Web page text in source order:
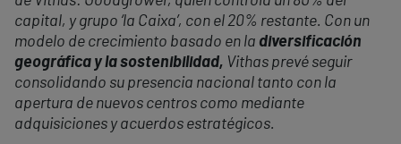
capital, y grupo ‘la Caixa’, con el 20% restante. Con un
modelo de crecimiento basado en la diversificación
geográfica y la sostenibilidad, Vithas prevé seguir
consolidando su presencia nacional tanto con la
apertura de nuevos centros como mediante
adquisiciones y acuerdos estratégicos.